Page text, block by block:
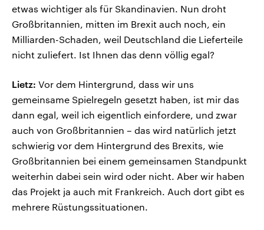
etwas wichtiger als für Skandinavien. Nun droht
Großbritannien, mitten im Brexit auch noch, ein
Milliarden-Schaden, weil Deutschland die Lieferteile
nicht zuliefert. Ist Ihnen das denn völlig egal?
Lietz: Vor dem Hintergrund, dass wir uns
gemeinsame Spielregeln gesetzt haben, ist mir das
dann egal, weil ich eigentlich einfordere, und zwar
auch von Großbritannien – das wird natürlich jetzt
schwierig vor dem Hintergrund des Brexits, wie
Großbritannien bei einem gemeinsamen Standpunkt
weiterhin dabei sein wird oder nicht. Aber wir haben
das Projekt ja auch mit Frankreich. Auch dort gibt es
mehrere Rüstungssituationen.